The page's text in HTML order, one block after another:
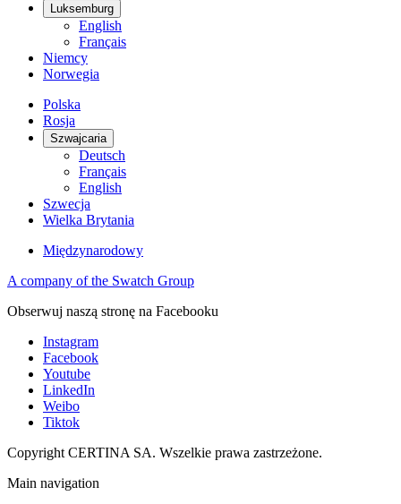
Luksemburg
English
Français
Niemcy
Norwegia
Polska
Rosja
Szwajcaria
Deutsch
Français
English
Szwecja
Wielka Brytania
Międzynarodowy
A company of the Swatch Group
Obserwuj naszą stronę na Facebooku
Instagram
Facebook
Youtube
LinkedIn
Weibo
Tiktok
Copyright CERTINA SA. Wszelkie prawa zastrzeżone.
Main navigation